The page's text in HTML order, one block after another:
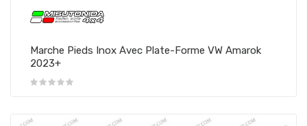
Marche Pieds Inox Avec Plate-Forme VW Amarok
2023+